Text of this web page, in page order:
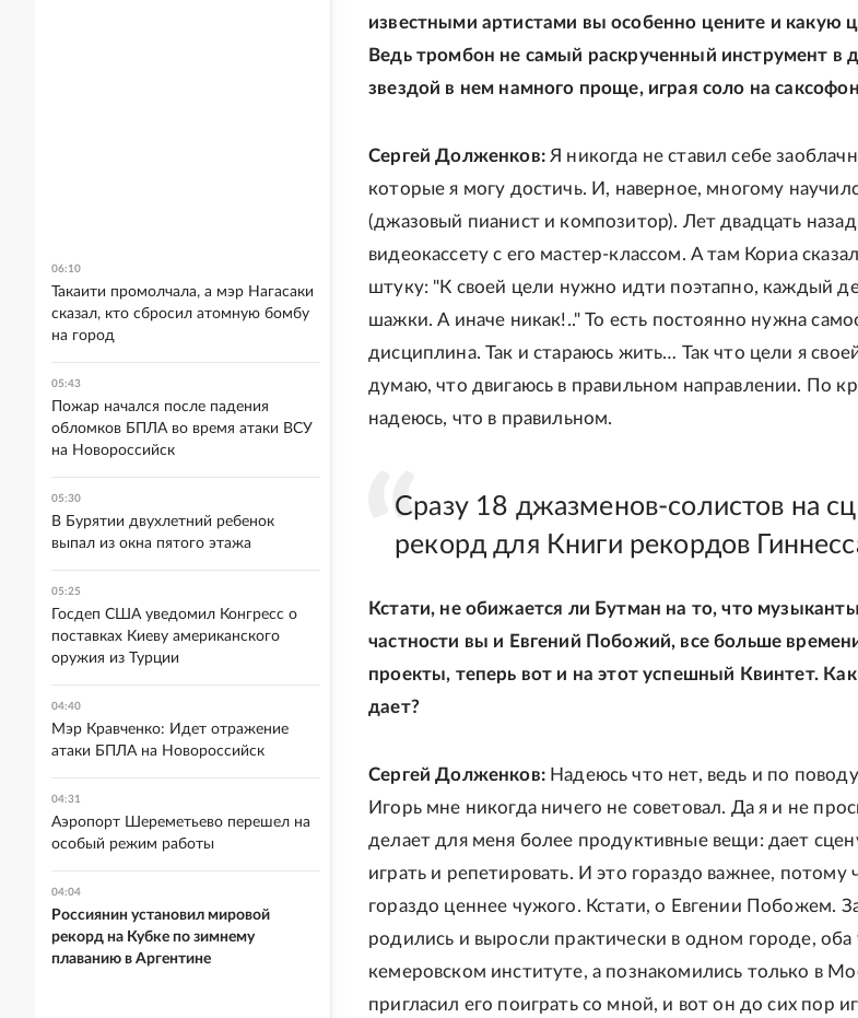
известными артистами вы особенно цените и какую
Ведь тромбон не самый раскрученный инструмент в
звездой в нем намного проще, играя соло на
Сергей Долженков:Я никогда не ставил себе
которые я могу достичь. И, наверное, многому
(джазовый пианист и композитор). Лет двадцать
видеокассету с его мастер-классом. А там Кориа
штуку: "К своей цели нужно идти поэтапно, каждый
шажки. А иначе никак!.." То есть постоянно нужна
дисциплина. Так и стараюсь жить… Так что цели я
думаю, что двигаюсь в правильном направлении. По
надеюсь, что в правильном.
Сразу 18 джазменов-солистов на
рекорд для Книги рекордов
Кстати, не обижается ли Бутман на то, что
частности вы и Евгений Побожий, все больше
проекты, теперь вот и на этот успешный Квинтет.
дает?
Сергей Долженков:Надеюсь что нет, ведь и по
Игорь мне никогда ничего не советовал. Да я и не
делает для меня более продуктивные вещи: дает
играть и репетировать. И это гораздо важнее,
гораздо ценнее чужого. Кстати, о Евгении Побожем.
родились и выросли практически в одном городе, оба
кемеровском институте, а познакомились только в
пригласил его поиграть со мной, и вот он до сих пор
06:10
Такаити промолчала, а мэр Нагасаки
сказал, кто сбросил атомную бомбу
на город
05:43
Пожар начался после падения
обломков БПЛА во время атаки ВСУ
на Новороссийск
05:30
В Бурятии двухлетний ребенок
выпал из окна пятого этажа
05:25
Госдеп США уведомил Конгресс о
поставках Киеву американского
оружия из Турции
04:40
Мэр Кравченко: Идет отражение
атаки БПЛА на Новороссийск
04:31
Аэропорт Шереметьево перешел на
особый режим работы
04:04
Россиянин установил мировой
рекорд на Кубке по зимнему
плаванию в Аргентине